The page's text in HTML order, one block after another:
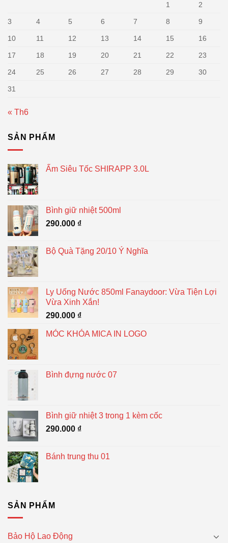
1
2
3 4 5 6 7 8 9
10 11 12 13 14 15 16
17 18 19 20 21 22 23
24 25 26 27 28 29 30
31
« Th6
SẢN PHẨM
Ấm Siêu Tốc SHIRAPP 3.0L
Bình giữ nhiệt 500ml
290.000 ₫
Bộ Quà Tặng 20/10 Ý Nghĩa
Ly Uống Nước 850ml Fanaydoor: Vừa Tiện Lợi
Vừa Xinh Xắn!
290.000 ₫
MÓC KHÓA MICA IN LOGO
Bình đựng nước 07
Bình giữ nhiệt 3 trong 1 kèm cốc
290.000 ₫
Bánh trung thu 01
SẢN PHẨM
Bảo Hộ Lao Động